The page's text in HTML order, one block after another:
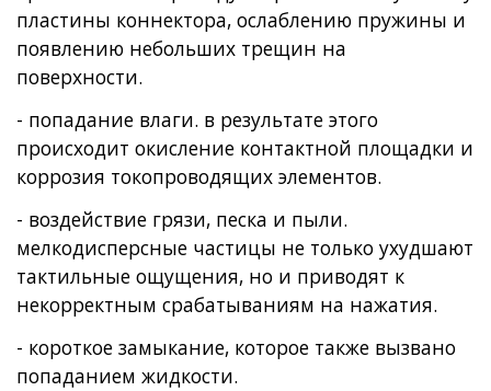
пластины коннектора, ослаблению пружины и
появлению небольших трещин на
поверхности.
- попадание влаги. в результате этого
происходит окисление контактной площадки и
коррозия токопроводящих элементов.
- воздействие грязи, песка и пыли.
мелкодисперсные частицы не только ухудшают
тактильные ощущения, но и приводят к
некорректным срабатываниям на нажатия.
- короткое замыкание, которое также вызвано
попаданием жидкости.